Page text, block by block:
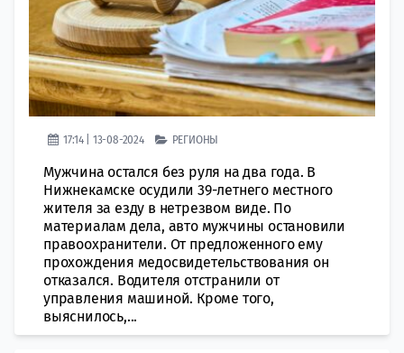
17:14 | 13-08-2024 РЕГИОНЫ
Мужчина остался без руля на два года. В
Нижнекамске осудили 39-летнего местного
жителя за езду в нетрезвом виде. По
материалам дела, авто мужчины остановили
правоохранители. От предложенного ему
прохождения медосвидетельствования он
отказался. Водителя отстранили от
управления машиной. Кроме того,
выяснилось,...